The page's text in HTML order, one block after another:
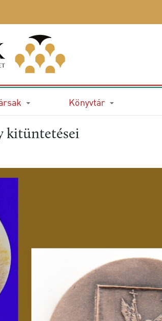
Könyvtár
kitüntetései